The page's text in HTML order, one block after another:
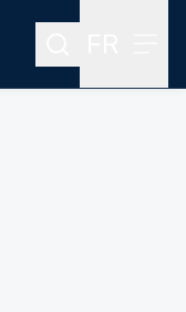
Rechercher